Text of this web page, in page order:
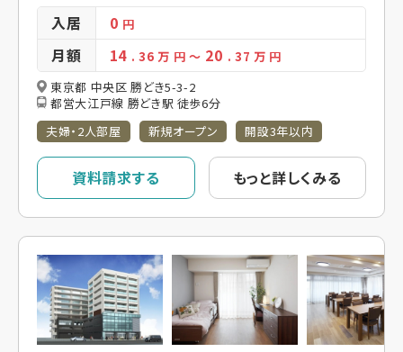
入居 0 円
月額 14 . 36万 円 ～ 20 . 37 万 円
東京都 中央区 勝どき5-3-2
都営大江戸線 勝どき駅 徒歩6分
夫婦・2人部屋
新規オープン 開設3年以内
資料請求する もっと詳しくみる